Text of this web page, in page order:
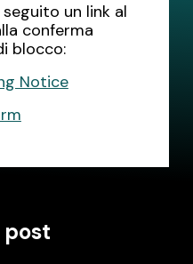
un link al
conferma
blocco:
Notice